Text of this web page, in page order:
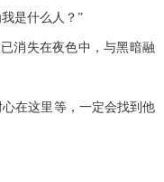
是什么人？”
消失在夜色中，与黑暗融
在这里等，一定会找到他